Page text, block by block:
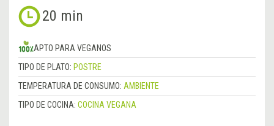
20 min
APTO PARA VEGANOS
TIPO DE PLATO: POSTRE
TEMPERATURA DE CONSUMO: AMBIENTE
TIPO DE COCINA: COCINA VEGANA